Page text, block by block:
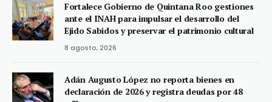
Fortalece Gobierno de Quintana Roo gestiones
ante el INAH para impulsar el desarrollo del
Ejido Sabidos y preservar el patrimonio cultural
8 agosto, 2026
Adán Augusto López no reporta bienes en
declaración de 2026 y registra deudas por 48